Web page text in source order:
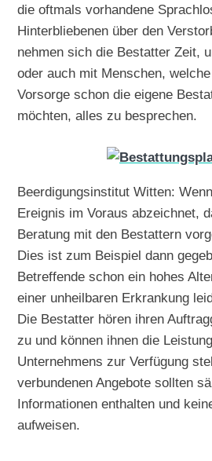
die oftmals vorhandene
Hinterbliebenen über den
nehmen sich die Bestatter Zeit,
oder auch mit Menschen,
Vorsorge schon die eigene
möchten, alles zu besprechen.
Beerdigungsinstitut Witten:
Ereignis im Voraus abzeichnet,
Beratung mit den Bestattern
Dies ist zum Beispiel dann
Betreffende schon ein hohes
einer unheilbaren Erkrankung
Die Bestatter hören ihren
zu und können ihnen die
Unternehmens zur Verfügung
verbundenen Angebote sollten
Informationen enthalten und
aufweisen.